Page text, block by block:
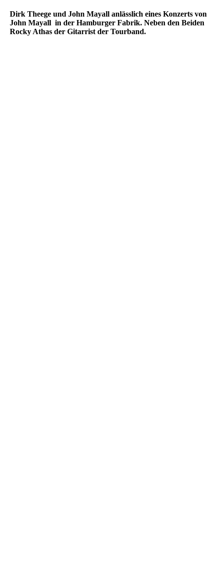
Dirk Theege und John Mayall anlässlich eines Konzerts von
John Mayall in der Hamburger Fabrik. Neben den Beiden
Rocky Athas der Gitarrist der Tourband.